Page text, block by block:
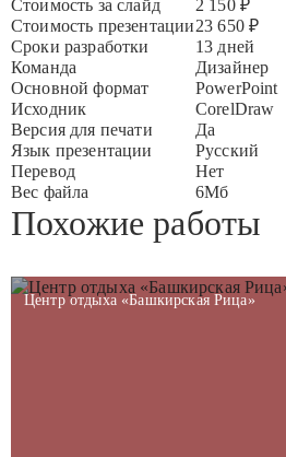
Стоимость за слайд
2 150 ₽
Стоимость презентации23 650 ₽
Сроки разработки
13 дней
Команда
Дизайнер
Основной формат
PowerPoint
Исходник
CorelDraw
Версия для печати
Да
Язык презентации
Русский
Перевод
Нет
Вес файла
6Мб
Похожие работы
Центр отдыха «Башкирская Рица»